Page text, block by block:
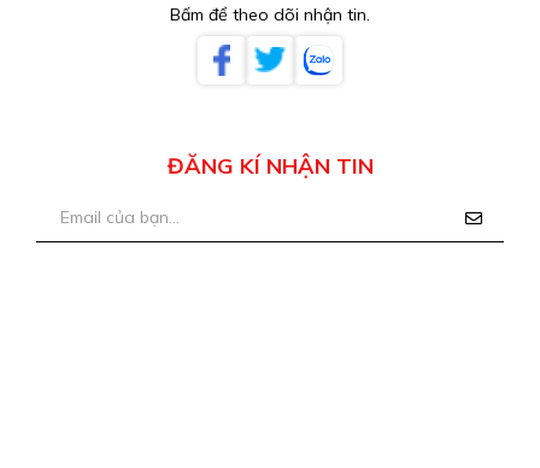
Bấm để theo dõi nhận tin.
ĐĂNG KÍ NHẬN TIN